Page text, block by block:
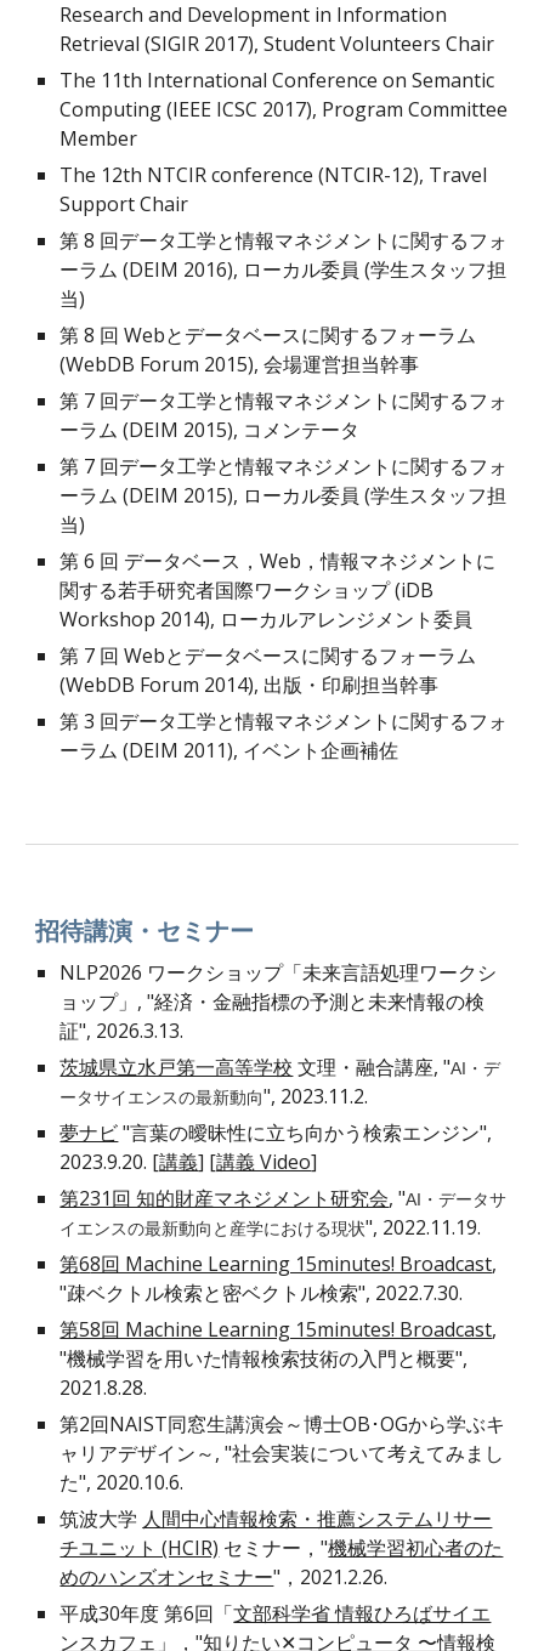
Research and Development in Information
Retrieval (SIGIR 2017), Student Volunteers Chair
The 11th International Conference on Semantic
Computing (IEEE ICSC 2017), Program Committee
Member
The 12th NTCIR conference (NTCIR-12), Travel
Support Chair
第 8 回データ工学と情報マネジメントに関するフォ
ーラム (DEIM 2016), ローカル委員 (学生スタッフ担
当)
第 8 回 Webとデータベースに関するフォーラム
(WebDB Forum 2015), 会場運営担当幹事
第 7 回データ工学と情報マネジメントに関するフォ
ーラム (DEIM 2015), コメンテータ
第 7 回データ工学と情報マネジメントに関するフォ
ーラム (DEIM 2015), ローカル委員 (学生スタッフ担
当)
第 6 回 データベース，Web，情報マネジメントに
関する若手研究者国際ワークショップ (iDB
Workshop 2014), ローカルアレンジメント委員
第 7 回 Webとデータベースに関するフォーラム
(WebDB Forum 2014), 出版・印刷担当幹事
第 3 回データ工学と情報マネジメントに関するフォ
ーラム (DEIM 2011), イベント企画補佐
招待講演・セミナー
NLP2026 ワークショップ「未来言語処理ワークシ
ョップ」, "経済・金融指標の予測と未来情報の検
証", 2026.3.13.
茨城県立水戸第一高等学校 文理・融合講座, "AI・デ
ータサイエンスの最新動向", 2023.11.2.
夢ナビ"言葉の曖昧性に立ち向かう検索エンジン",
2023.9.20. [講義] [講義 Video]
第231回 知的財産マネジメント研究会, "AI・データサ
イエンスの最新動向と産学における現状", 2022.11.19.
第68回 Machine Learning 15minutes! Broadcast,
"疎ベクトル検索と密ベクトル検索", 2022.7.30.
第58回 Machine Learning 15minutes! Broadcast,
"機械学習を用いた情報検索技術の入門と概要",
2021.8.28.
第2回NAIST同窓生講演会～博士OB･OGから学ぶキ
ャリアデザイン～, "社会実装について考えてみまし
た", 2020.10.6.
筑波大学 人間中心情報検索・推薦システムリサー
チユニット (HCIR) セミナー，"機械学習初心者のた
めのハンズオンセミナー"，2021.2.26.
平成30年度 第6回「文部科学省 情報ひろばサイエ
ンスカフェ 」，"知りたい✕コンピュータ 〜情報検